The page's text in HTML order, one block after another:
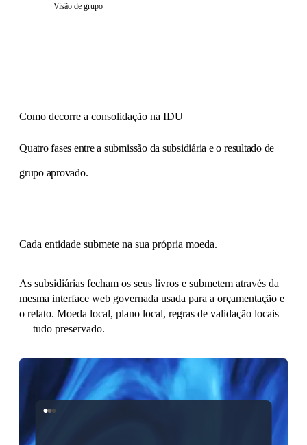
Visão de grupo
Como decorre a consolidação na IDU
Quatro fases entre a submissão da subsidiária e o resultado de
grupo aprovado.
Cada entidade submete na sua própria moeda.
As subsidiárias fecham os seus livros e submetem através da
mesma interface web governada usada para a orçamentação e
o relato. Moeda local, plano local, regras de validação locais
— tudo preservado.